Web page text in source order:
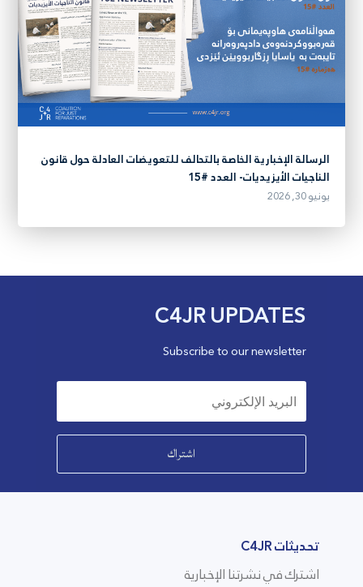
الرسالة الإخبارية الخاصة بالتحالف للتعويضات العادلة حول قانون
الناجيات الأيزيديات- العدد #15
يونيو 30, 2026
C4JR UPDATES
Subscribe to our newsletter
اشتراك
تحديثات C4JR
اشترك في نشرتنا الإخبارية